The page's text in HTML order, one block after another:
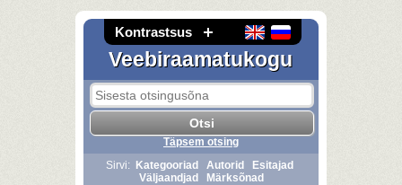
Kontrastsus
Veebiraamatukogu
Täpsem otsing
Sirvi:
Kategooriad Autorid
Esitajad
Väljaandjad
Märksõnad